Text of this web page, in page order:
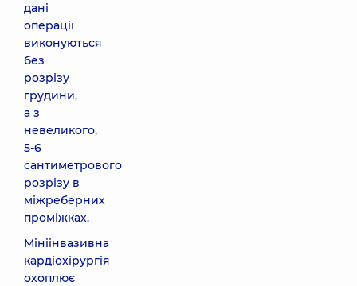
дані
операції
виконуються
без
розрізу
грудини,
а з
невеликого,
5-6
сантиметрового
розрізу в
міжреберних
проміжках.
Мініінвазивна
кардіохірургія
охоплює